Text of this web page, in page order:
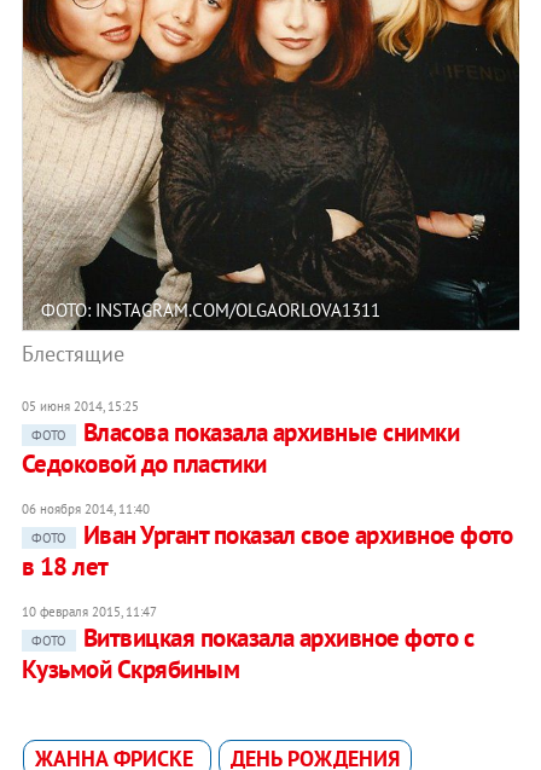
ФОТО: INSTAGRAM.COM/OLGAORLOVA1311
Блестящие
05 июня 2014, 15:25
ФОТО
Власова показала архивные снимки
Седоковой до пластики
06 ноября 2014, 11:40
ФОТО
Иван Ургант показал свое архивное фото
в 18 лет
10 февраля 2015, 11:47
ФОТО
Витвицкая показала архивное фото с
Кузьмой Скрябиным
ЖАННА ФРИСКЕ ДЕНЬ РОЖДЕНИЯ